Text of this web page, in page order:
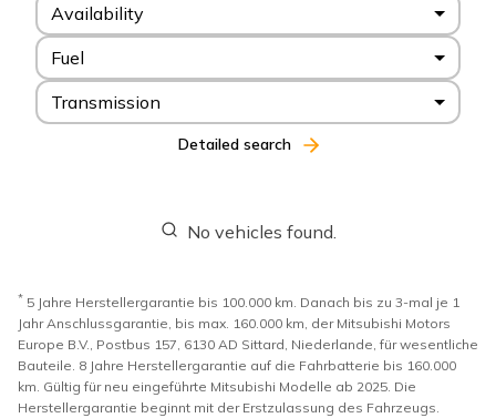
Availability
Fuel
Transmission
Detailed search
No vehicles found.
* 5 Jahre Herstellergarantie bis 100.000 km. Danach bis zu 3-mal je 1
Jahr Anschlussgarantie, bis max. 160.000 km, der Mitsubishi Motors
Europe B.V., Postbus 157, 6130 AD Sittard, Niederlande, für wesentliche
Bauteile. 8 Jahre Herstellergarantie auf die Fahrbatterie bis 160.000
km. Gültig für neu eingeführte Mitsubishi Modelle ab 2025. Die
Herstellergarantie beginnt mit der Erstzulassung des Fahrzeugs.